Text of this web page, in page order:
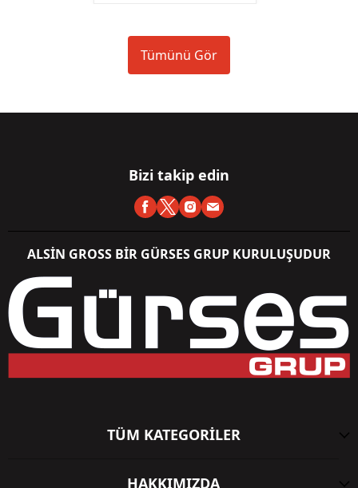
Tümünü Gör
Bizi takip edin
ALSİN GROSS BİR GÜRSES GRUP KURULUŞUDUR
TÜM KATEGORİLER
HAKKIMIZDA